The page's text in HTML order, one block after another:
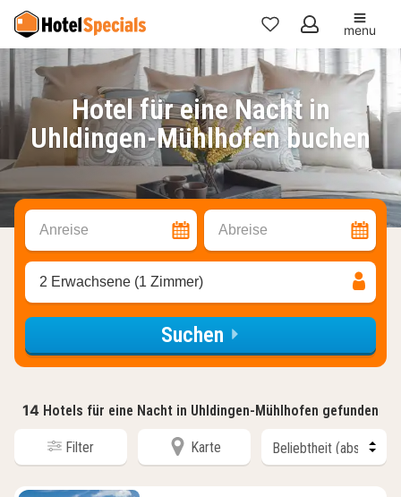
Meine
Favoriten
menu
Hotel für eine Nacht in
Uhldingen-Mühlhofen buchen
Anreise Abreise
2 Erwachsene (1 Zimmer)
Suchen
14 Hotels für eine Nacht in Uhldingen-Mühlhofen gefunden
Filter Karte